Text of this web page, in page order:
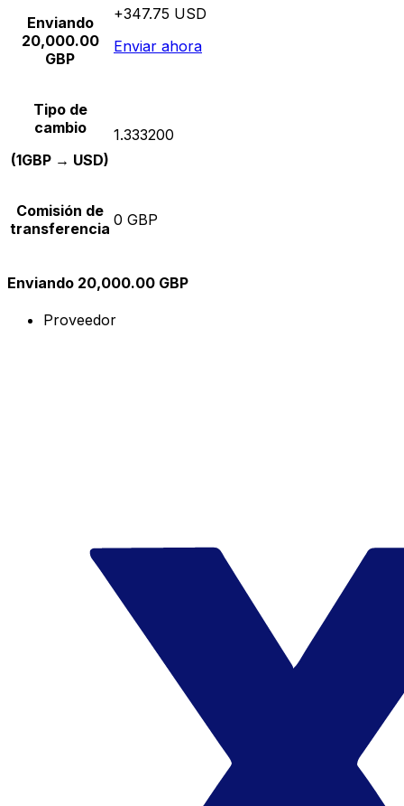
Enviando
20,000.00
GBP
+347.75 USD
Enviar ahora
Tipo de
cambio
(1GBP → USD)
1.333200
Comisión de
transferencia 0 GBP
Enviando 20,000.00 GBP
Proveedor